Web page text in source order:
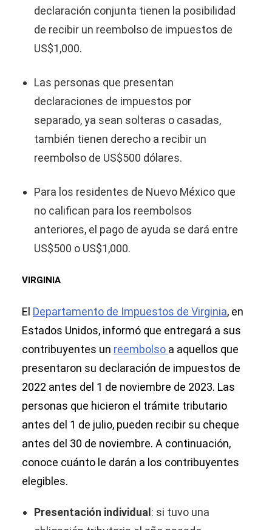
declaración conjunta tienen la posibilidad
de recibir un reembolso de impuestos de
US$1,000.
Las personas que presentan
declaraciones de impuestos por
separado, ya sean solteras o casadas,
también tienen derecho a recibir un
reembolso de US$500 dólares.
Para los residentes de Nuevo México que
no califican para los reembolsos
anteriores, el pago de ayuda se dará entre
US$500 o US$1,000.
VIRGINIA
El Departamento de Impuestos de Virginia, en
Estados Unidos, informó que entregará a sus
contribuyentes un reembolso a aquellos que
presentaron su declaración de impuestos de
2022 antes del 1 de noviembre de 2023. Las
personas que hicieron el trámite tributario
antes del 1 de julio, pueden recibir su cheque
antes del 30 de noviembre. A continuación,
conoce cuánto le darán a los contribuyentes
elegibles.
Presentación individual: si tuvo una